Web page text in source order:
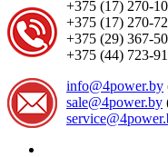
+375 (17) 270-
+375 (17) 270-
+375 (29) 367-
+375 (44) 723-
info@4power.by
sale@4power.by